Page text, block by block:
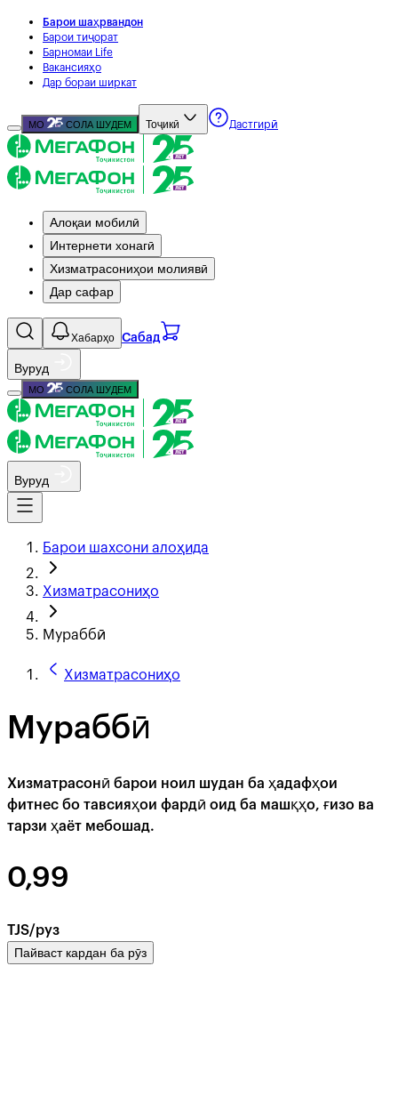
Барои шаҳрвандон
Барои тиҷорат
Барномаи Life
Вакансияҳо
Дар бораи ширкат
МО СОЛА ШУДЕМ Тоҷикӣ Дастгирӣ
Алоқаи мобилӣ
Интернети хонагӣ
Хизматрасониҳои молиявӣ
Дар сафар
Хабарҳо Сабад
Вуруд
МО СОЛА ШУДЕМ
Вуруд
Барои шахсони алоҳида
Хизматрасониҳо
Мураббӣ
Хизматрасониҳо
Мураббӣ
Хизматрасонӣ барои ноил шудан ба ҳадафҳои
фитнес бо тавсияҳои фардӣ оид ба машқҳо, ғизо ва
тарзи ҳаёт мебошад.
0,99
TJS/руз
Пайваст кардан ба рӯз